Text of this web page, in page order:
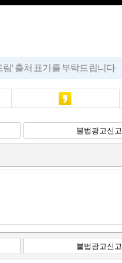
' 출처 표기를 부탁드립니다
카스
불법광고신고
불법광고신고